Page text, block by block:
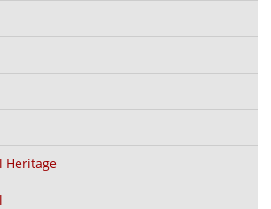
Heritage